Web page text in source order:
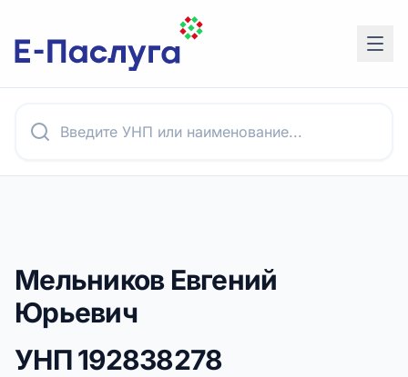
Мельников Евгений
Юрьевич
УНП192838278